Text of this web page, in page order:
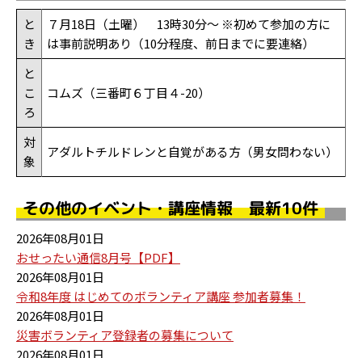
と
き
７月18日（土曜） 13時30分～ ※初めて参加の方に
は事前説明あり（10分程度、前日までに要連絡）
と
こ
ろ
コムズ（三番町６丁目４-20）
対
象
アダルトチルドレンと自覚がある方（男女問わない）
その他のイベント・講座情報 最新10件
2026年08月01日
おせったい通信8月号【PDF】
2026年08月01日
令和8年度 はじめてのボランティア講座 参加者募集！
2026年08月01日
災害ボランティア登録者の募集について
2026年08月01日